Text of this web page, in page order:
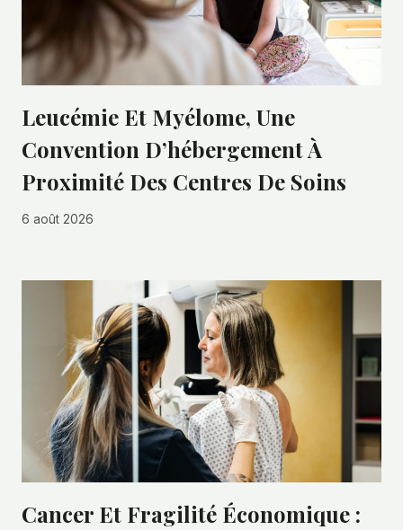
Leucémie Et Myélome, Une
Convention D’hébergement À
Proximité Des Centres De Soins
6 août 2026
Cancer Et Fragilité Économique :